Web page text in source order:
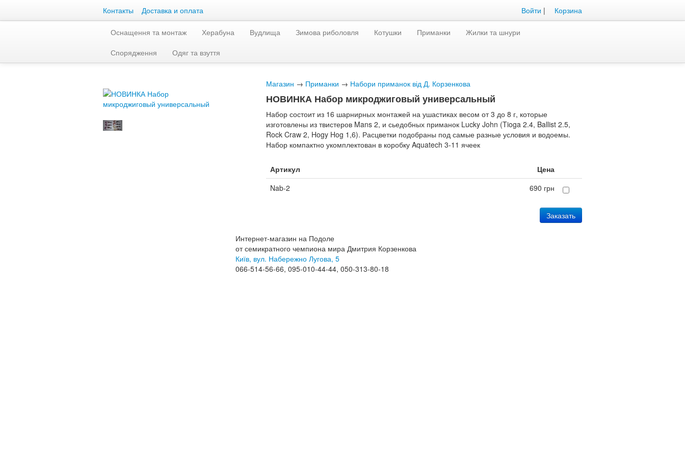
Контакты Доставка и оплата Корзина
Войти |
Оснащення та монтаж Херабуна Вудлища Зимова риболовля Котушки Приманки
Жилки та шнури
Спорядження
Одяг та взуття
Магазин → Приманки → Набори приманок від Д. Корзенкова
НОВИНКА Набор микроджиговый универсальный
Набор состоит из 16 шарнирных монтажей на ушастиках весом от 3 до 8 г, которые
изготовлены из твистеров Mans 2, и сьедобных приманок Lucky John (Tioga 2.4, Ballist 2.5,
Rock Craw 2, Hogy Hog 1,6). Расцветки подобраны под самые разные условия и водоемы.
Набор компактно укомплектован в коробку Aquatech 3-11 ячеек
Артикул
Цена
Nab-2
690 грн
Интернет-магазин на Подоле
от семикратного чемпиона мира Дмитрия Корзенкова
Київ, вул. Набережно Лугова, 5
066-514-56-66, 095-010-44-44, 050-313-80-18